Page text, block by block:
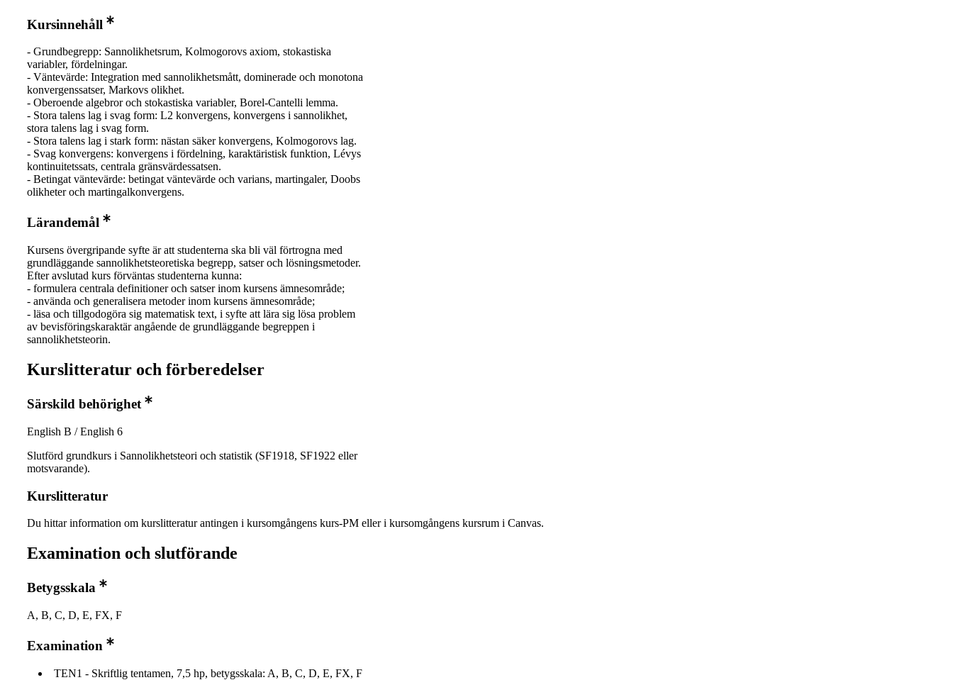
Kursinnehåll
- Grundbegrepp: Sannolikhetsrum, Kolmogorovs axiom, stokastiska
variabler, fördelningar.
- Väntevärde: Integration med sannolikhetsmått, dominerade och monotona
konvergenssatser, Markovs olikhet.
- Oberoende algebror och stokastiska variabler, Borel-Cantelli lemma.
- Stora talens lag i svag form: L2 konvergens, konvergens i sannolikhet,
stora talens lag i svag form.
- Stora talens lag i stark form: nästan säker konvergens, Kolmogorovs lag.
- Svag konvergens: konvergens i fördelning, karaktäristisk funktion, Lévys
kontinuitetssats, centrala gränsvärdessatsen.
- Betingat väntevärde: betingat väntevärde och varians, martingaler, Doobs
olikheter och martingalkonvergens.
Lärandemål
Kursens övergripande syfte är att studenterna ska bli väl förtrogna med
grundläggande sannolikhetsteoretiska begrepp, satser och lösningsmetoder.
Efter avslutad kurs förväntas studenterna kunna:
- formulera centrala definitioner och satser inom kursens ämnesområde;
- använda och generalisera metoder inom kursens ämnesområde;
- läsa och tillgodogöra sig matematisk text, i syfte att lära sig lösa problem
av bevisföringskaraktär angående de grundläggande begreppen i
sannolikhetsteorin.
Kurslitteratur och förberedelser
Särskild behörighet
English B / English 6
Slutförd grundkurs i Sannolikhetsteori och statistik (SF1918, SF1922 eller
motsvarande).
Kurslitteratur
Du hittar information om kurslitteratur antingen i kursomgångens kurs-PM eller i kursomgångens kursrum i Canvas.
Examination och slutförande
Betygsskala
A, B, C, D, E, FX, F
Examination
TEN1 - Skriftlig tentamen, 7,5 hp, betygsskala: A, B, C, D, E, FX, F